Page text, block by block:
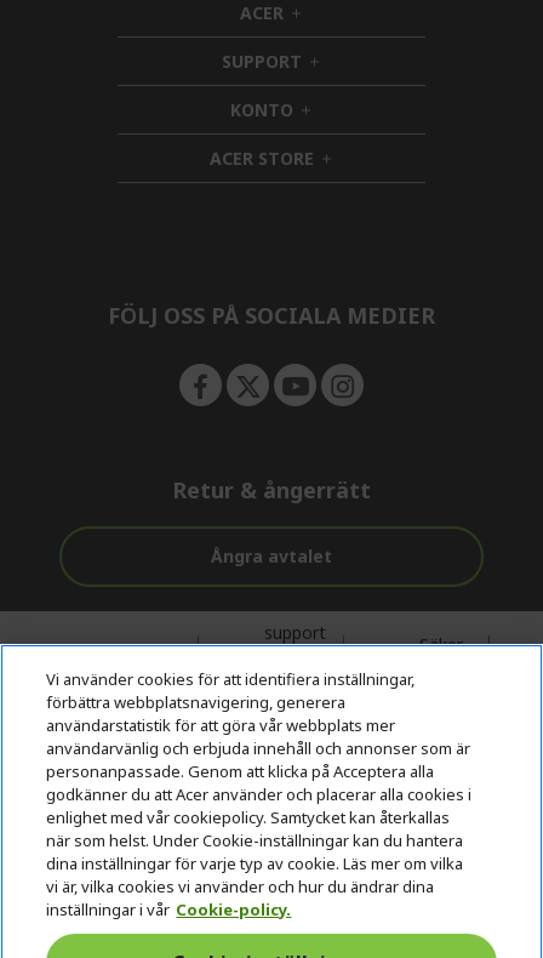
ACER h
i
d
d
e
n
SUPPORT h
i
d
d
e
n
KONTO h
i
d
d
ACER STORE h
i
FÖLJ OSS PÅ SOCIALA MEDIER
Retur & ångerrätt
Ångra avtalet
support
efter köp
Säker
© 2026 Acer Inc.
CPYou BV är auktoriserad återförsäljare och försäljare av de
produkter och tjänster som erbjuds i denna butik.
Vi använder cookies för att identifiera inställningar,
förbättra webbplatsnavigering, generera
användarstatistik för att göra vår webbplats mer
användarvänlig och erbjuda innehåll och annonser som är
personanpassade. Genom att klicka på Acceptera alla
godkänner du att Acer använder och placerar alla cookies i
enlighet med vår cookiepolicy. Samtycket kan återkallas
när som helst. Under Cookie-inställningar kan du hantera
dina inställningar för varje typ av cookie. Läs mer om vilka
vi är, vilka cookies vi använder och hur du ändrar dina
inställningar i vår Cookie-policy.